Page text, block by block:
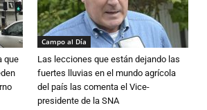
que
Campo al Día
Las lecciones que están dejando las
fuertes lluvias en el mundo agrícola
del país las comenta el Vice-
presidente de la SNA